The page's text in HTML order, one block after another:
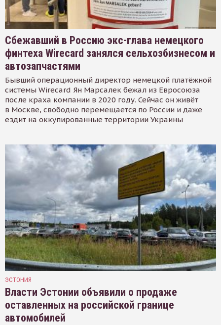
Сбежавший в Россию экс-глава немецкого
финтеха Wirecard занялся сельхозбизнесом и
автозапчастями
Бывший операционный директор немецкой платёжной
системы Wirecard Ян Марсалек бежал из Евросоюза
после краха компании в 2020 году. Сейчас он живёт
в Москве, свободно перемещается по России и даже
ездит на оккупированные территории Украины
ЭСТОНИЯ
Власти Эстонии объявили о продаже
оставленных на российской границе
автомобилей